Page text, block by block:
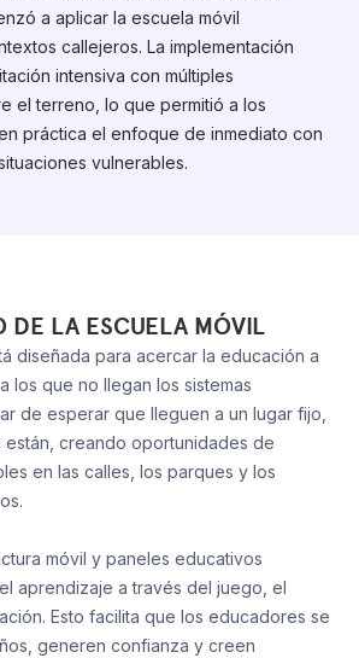
a aplicar la escuela móvil
callejeros. La implementación
intensiva con múltiples
el terreno, lo que permitió a los
práctica el enfoque de inmediato con
vulnerables.
DE LA ESCUELA MÓVIL
diseñada para acercar la educación a
los que no llegan los sistemas
de esperar que lleguen a un lugar fijo,
están, creando oportunidades de
en las calles, los parques y los
móvil y paneles educativos
aprendizaje a través del juego, el
Esto facilita que los educadores se
generen confianza y creen